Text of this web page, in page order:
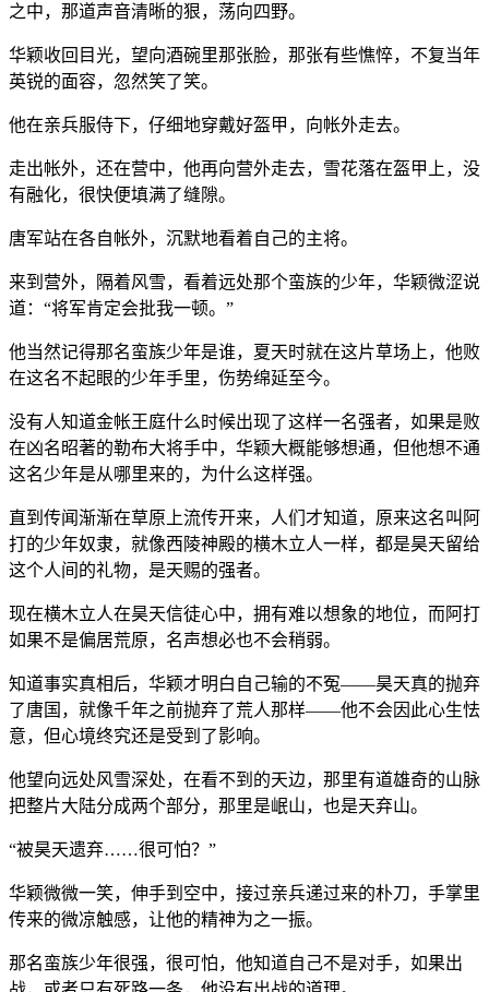
之中，那道声音清晰的狠，荡向四野。
华颖收回目光，望向酒碗里那张脸，那张有些憔悴，不复当年
英锐的面容，忽然笑了笑。
他在亲兵服侍下，仔细地穿戴好盔甲，向帐外走去。
走出帐外，还在营中，他再向营外走去，雪花落在盔甲上，没
有融化，很快便填满了缝隙。
唐军站在各自帐外，沉默地看着自己的主将。
来到营外，隔着风雪，看着远处那个蛮族的少年，华颖微涩说
道：“将军肯定会批我一顿。”
他当然记得那名蛮族少年是谁，夏天时就在这片草场上，他败
在这名不起眼的少年手里，伤势绵延至今。
没有人知道金帐王庭什么时候出现了这样一名强者，如果是败
在凶名昭著的勒布大将手中，华颖大概能够想通，但他想不通
这名少年是从哪里来的，为什么这样强。
直到传闻渐渐在草原上流传开来，人们才知道，原来这名叫阿
打的少年奴隶，就像西陵神殿的横木立人一样，都是昊天留给
这个人间的礼物，是天赐的强者。
现在横木立人在昊天信徒心中，拥有难以想象的地位，而阿打
如果不是偏居荒原，名声想必也不会稍弱。
知道事实真相后，华颖才明白自己输的不冤——昊天真的抛弃
了唐国，就像千年之前抛弃了荒人那样——他不会因此心生怯
意，但心境终究还是受到了影响。
他望向远处风雪深处，在看不到的天边，那里有道雄奇的山脉
把整片大陆分成两个部分，那里是岷山，也是天弃山。
“被昊天遗弃……很可怕？”
华颖微微一笑，伸手到空中，接过亲兵递过来的朴刀，手掌里
传来的微凉触感，让他的精神为之一振。
那名蛮族少年很强，很可怕，他知道自己不是对手，如果出